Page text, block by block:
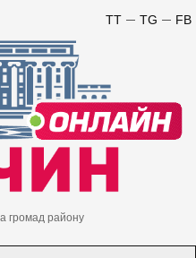
FB
TG
TT
громад району